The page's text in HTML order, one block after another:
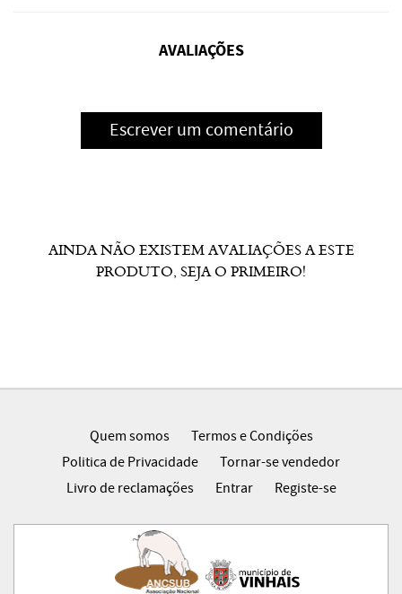
AVALIAÇÕES
Escrever um comentário
AINDA NÃO EXISTEM AVALIAÇÕES A ESTE
PRODUTO, SEJA O PRIMEIRO!
Quem somos
Termos e Condições
Politica de Privacidade
Tornar-se vendedor
Livro de reclamações
Entrar Registe-se